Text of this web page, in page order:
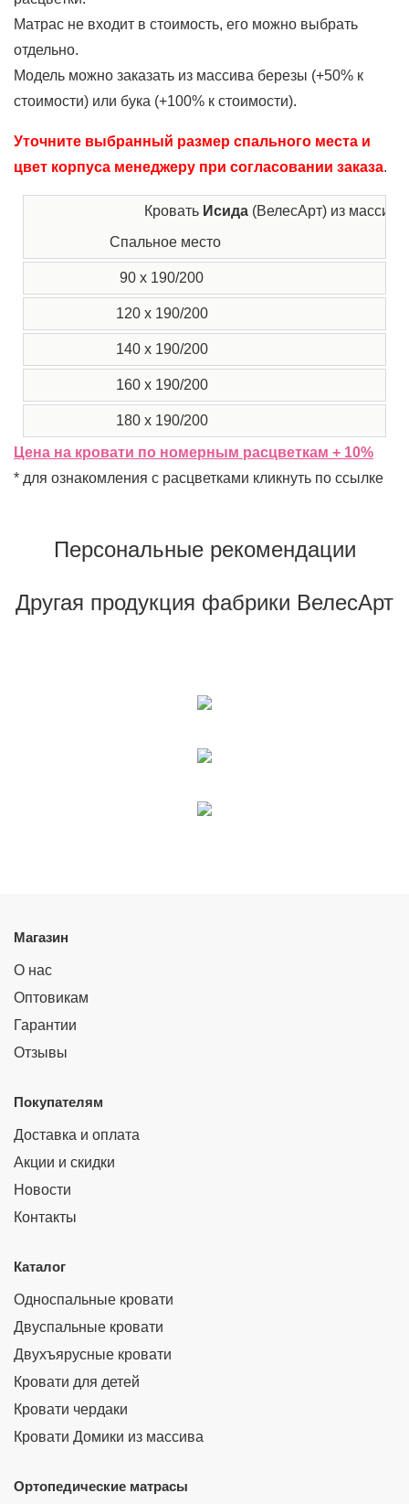
Матрас не входит в стоимость, его можно выбрать
отдельно.
Модель можно заказать из массива березы (+50% к
стоимости) или бука (+100% к стоимости).
Уточните выбранный размер спального места и
цвет корпуса менеджеру при согласовании заказа.
Кровать Исида(ВелесАрт) из
Спальное место
90 x 190/200
120 x 190/200
140 x 190/200
160 x 190/200
180 x 190/200
Цена на кровати по номерным расцветкам + 10%
* для ознакомления с расцветками кликнуть по ссылке
Персональные рекомендации
Другая продукция фабрики ВелесАрт
Магазин
О нас
Оптовикам
Гарантии
Отзывы
Покупателям
Доставка и оплата
Акции и скидки
Новости
Контакты
Каталог
Односпальные кровати
Двуспальные кровати
Двухъярусные кровати
Кровати для детей
Кровати чердаки
Кровати Домики из массива
Ортопедические матрасы